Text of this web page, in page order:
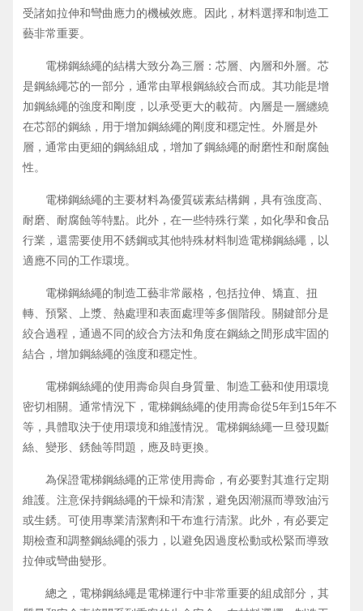
受諸如拉伸和彎曲應力的機械效應。因此，材料選擇和制造工
藝非常重要。
電梯鋼絲繩的結構大致分為三層：芯層、內層和外層。芯
是鋼絲繩芯的一部分，通常由單根鋼絲絞合而成。其功能是增
加鋼絲繩的強度和剛度，以承受更大的載荷。內層是一層纏繞
在芯部的鋼絲，用于增加鋼絲繩的剛度和穩定性。外層是外
層，通常由更細的鋼絲組成，增加了鋼絲繩的耐磨性和耐腐蝕
性。
電梯鋼絲繩的主要材料為優質碳素結構鋼，具有強度高、
耐磨、耐腐蝕等特點。此外，在一些特殊行業，如化學和食品
行業，還需要使用不銹鋼或其他特殊材料制造電梯鋼絲繩，以
適應不同的工作環境。
電梯鋼絲繩的制造工藝非常嚴格，包括拉伸、矯直、扭
轉、預緊、上漿、熱處理和表面處理等多個階段。關鍵部分是
絞合過程，通過不同的絞合方法和角度在鋼絲之間形成牢固的
結合，增加鋼絲繩的強度和穩定性。
電梯鋼絲繩的使用壽命與自身質量、制造工藝和使用環境
密切相關。通常情況下，電梯鋼絲繩的使用壽命從5年到15年不
等，具體取決于使用環境和維護情況。電梯鋼絲繩一旦發現斷
絲、變形、銹蝕等問題，應及時更換。
為保證電梯鋼絲繩的正常使用壽命，有必要對其進行定期
維護。注意保持鋼絲繩的干燥和清潔，避免因潮濕而導致油污
或生銹。可使用專業清潔劑和干布進行清潔。此外，有必要定
期檢查和調整鋼絲繩的張力，以避免因過度松動或松緊而導致
拉伸或彎曲變形。
總之，電梯鋼絲繩是電梯運行中非常重要的組成部分，其